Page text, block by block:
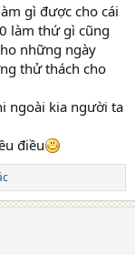
gì được cho cái
làm thứ gì cũng
những ngày
thử thách cho
ngoài kia người ta
điều